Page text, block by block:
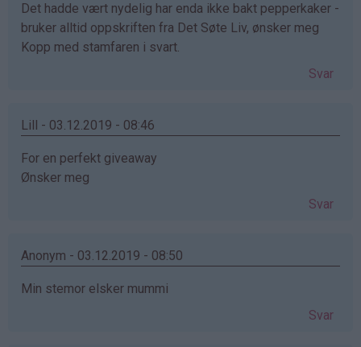
Det hadde vært nydelig har enda ikke bakt pepperkaker -
bruker alltid oppskriften fra Det Søte Liv, ønsker meg
Kopp med stamfaren i svart.
Svar
Lill - 03.12.2019 - 08:46
For en perfekt giveaway
Ønsker meg
Svar
Anonym - 03.12.2019 - 08:50
Min stemor elsker mummi
Svar